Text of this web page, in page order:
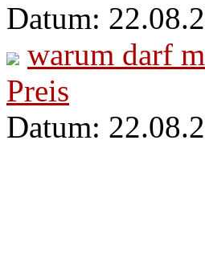
Datum:
warum darf
Preis
Datum: